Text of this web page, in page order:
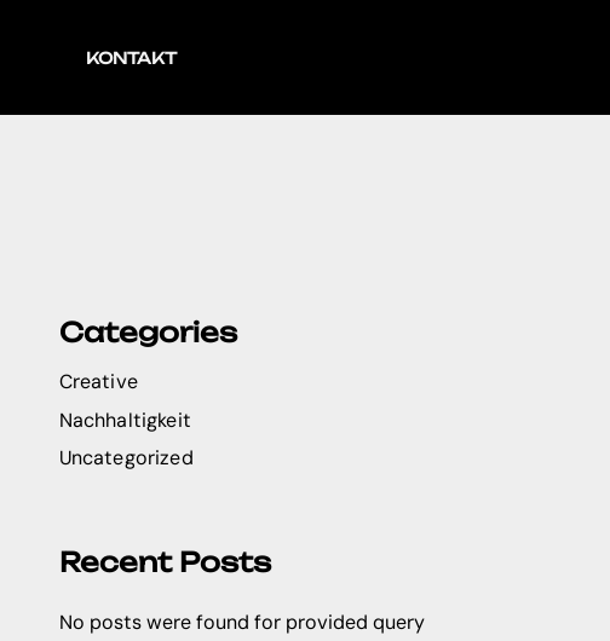
KONTAKT
Categories
Creative
Nachhaltigkeit
Uncategorized
Recent Posts
No posts were found for provided query